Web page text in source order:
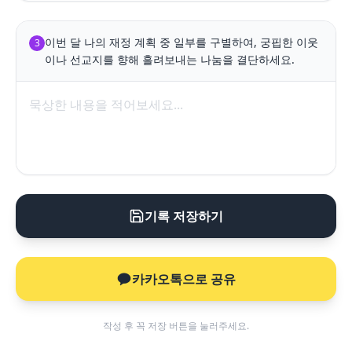
3 이번 달 나의 재정 계획 중 일부를 구별하여, 궁핍한 이웃
이나 선교지를 향해 흘려보내는 나눔을 결단하세요.
기록 저장하기
카카오톡으로 공유
작성 후 꼭 저장 버튼을 눌러주세요.